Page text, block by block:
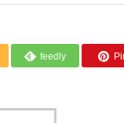
feedly